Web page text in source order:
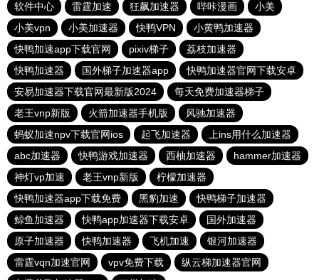
软件中心
雷霆加速 狂飙加速器 哔咔漫画
小美
小美vpn
小美加速器 快鸭VPN
小黄鸭加速器
快鸭加速app下载官网
pixiv梯子
荔枝加速器
快鸭加速器
国外梯子加速器app
快鸭加速器官网下载安卓
安易加速器下载官网最新版2024
每天免费加速器梯子
老王vnp新版
火箭加速器手机版
风驰加速器
蚂蚁加速npv下载官网ios
起飞加速器
上ins用什么加速器
abc加速器
快鸭游戏加速器 西柚加速器
hammer加速器
神灯vp加速
老王vnp新版
柠檬加速器
快鸭加速器app下载免费
黑豹加速
快鸭梯子加速器
鲸鱼加速器
快鸭app加速器下载安卓
国外加速器
原子加速器
快鸭加速器 飞机加速
银河加速器
雷霆vqn加速官网
vpv免费下载
纵云梯加速器官网